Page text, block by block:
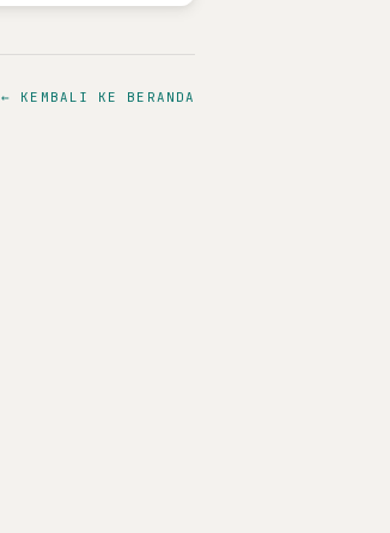
← KEMBALI KE BERANDA